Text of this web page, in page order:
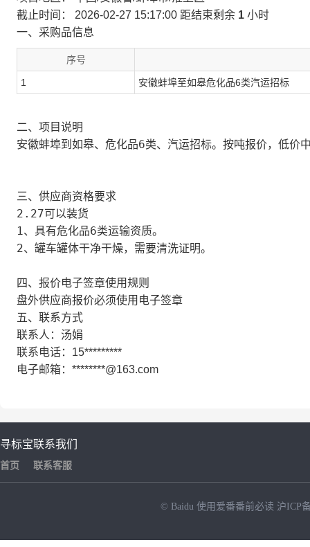
截止时间：
2026-02-27 15:17:00 距结束剩余 1 小时
一、采购品信息
序号
1 安徽蚌埠至如皋危化品6类汽运招标
二、项目说明
安徽蚌埠到如皋、危化品6类、汽运招标。按吨报价，低
三、供应商资格要求
2.27可以装货
1、具有危化品6类运输资质。
2、罐车罐体干净干燥，需要清洗证明。
四、报价电子签章使用规则
盘外供应商报价必须使用电子签章
五、联系方式
联系人：汤娟
联系电话：15*********
电子邮箱：********@163.com
寻标宝
首页
联系我们
联系客服
© Baidu 使用爱番番前必读 沪ICP